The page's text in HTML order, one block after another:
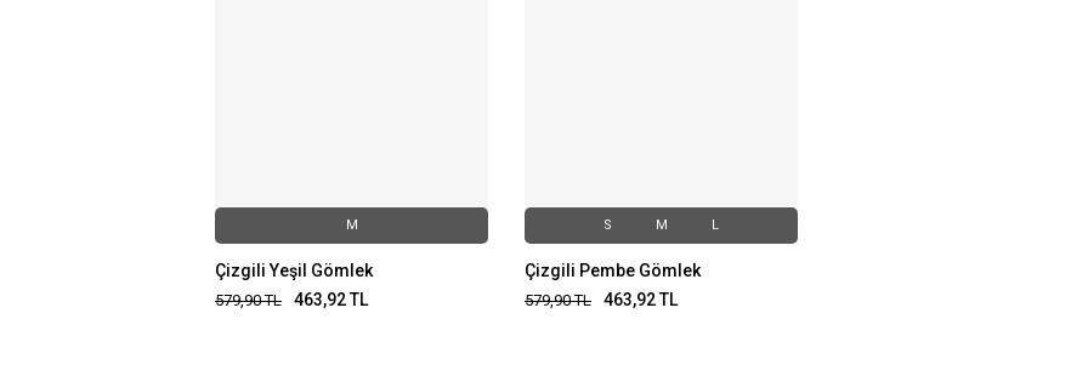
M
Çizgili Yeşil Gömlek
579,90TL 463,92TL
S M L
Çizgili Pembe Gömlek
579,90TL 463,92TL